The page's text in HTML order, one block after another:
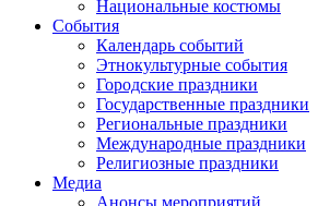
Национальные костюмы
События
Календарь событий
Этнокультурные события
Городские праздники
Государственные праздники
Региональные праздники
Международные праздники
Религиозные праздники
Медиа
Анонсы мероприятий